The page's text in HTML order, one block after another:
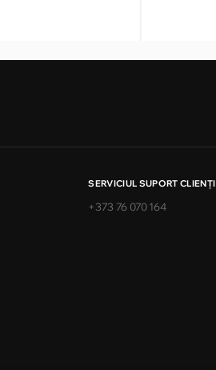
SERVICIUL SUPORT CLIENŢI
+373 76 070 164